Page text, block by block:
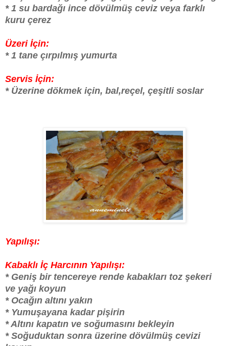
* 1 su bardağı ince dövülmüş ceviz veya farklı
kuru çerez
Üzeri İçin:
* 1 tane çırpılmış yumurta
Servis İçin:
* Üzerine dökmek için, bal,reçel, çeşitli soslar
Yapılışı:
Kabaklı İç Harcının Yapılışı:
* Geniş bir tencereye rende kabakları toz şekeri
ve yağı koyun
* Ocağın altını yakın
* Yumuşayana kadar pişirin
* Altını kapatın ve soğumasını bekleyin
* Soğuduktan sonra üzerine dövülmüş cevizi